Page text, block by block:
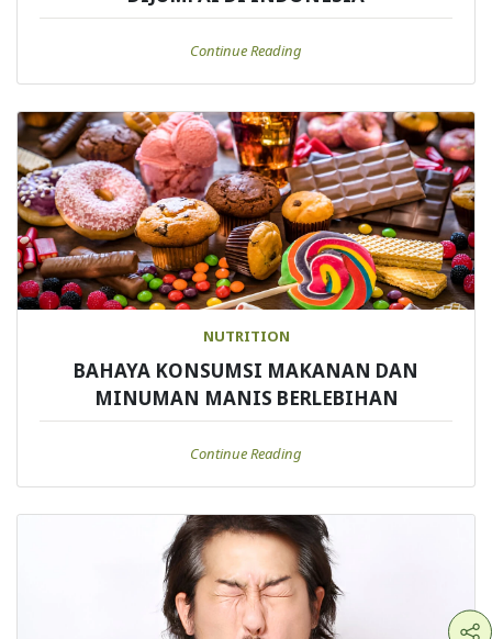
Continue Reading
NUTRITION
BAHAYA KONSUMSI MAKANAN DAN
MINUMAN MANIS BERLEBIHAN
Continue Reading